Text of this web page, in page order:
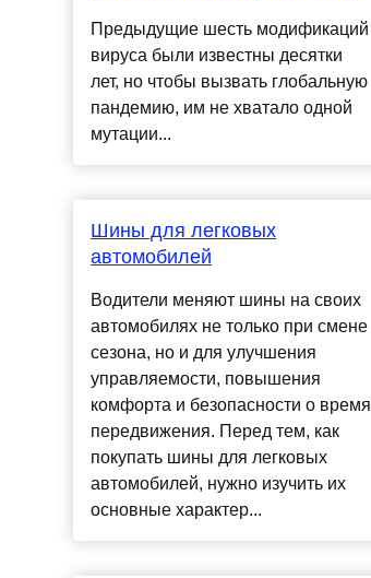
Предыдущие шесть модификаций
вируса были известны десятки
лет, но чтобы вызвать глобальную
пандемию, им не хватало одной
мутации...
Шины для легковых
автомобилей
Водители меняют шины на своих
автомобилях не только при смене
сезона, но и для улучшения
управляемости, повышения
комфорта и безопасности о время
передвижения. Перед тем, как
покупать шины для легковых
автомобилей, нужно изучить их
основные характер...